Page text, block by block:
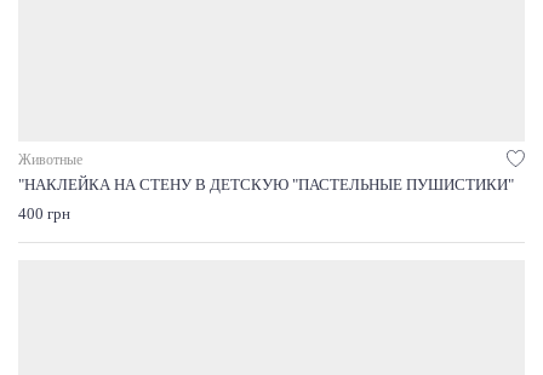
Животные
"НАКЛЕЙКА НА СТЕНУ В ДЕТСКУЮ "ПАСТЕЛЬНЫЕ ПУШИСТИКИ"
400 грн